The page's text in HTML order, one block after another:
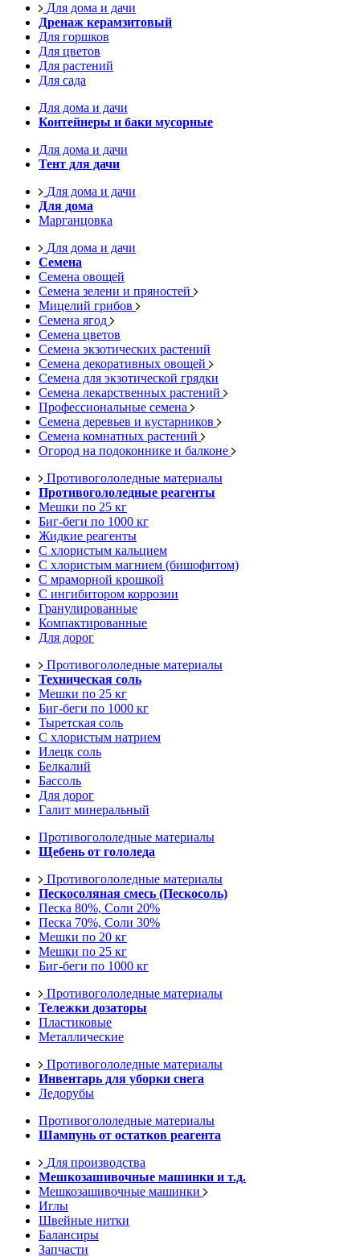
Для дома и дачи
Дренаж керамзитовый
Для горшков
Для цветов
Для растений
Для сада
Для дома и дачи
Контейнеры и баки мусорные
Для дома и дачи
Тент для дачи
Для дома и дачи
Для дома
Марганцовка
Для дома и дачи
Семена
Семена овощей
Семена зелени и пряностей
Мицелий грибов
Семена ягод
Семена цветов
Семена экзотических растений
Семена декоративных овощей
Семена для экзотической грядки
Семена лекарственных растений
Профессиональные семена
Семена деревьев и кустарников
Семена комнатных растений
Огород на подоконнике и балконе
Противогололедные материалы
Противогололедные реагенты
Мешки по 25 кг
Биг-беги по 1000 кг
Жидкие реагенты
С хлористым кальцием
С хлористым магнием (бишофитом)
С мраморной крошкой
С ингибитором коррозии
Гранулированные
Компактированные
Для дорог
Противогололедные материалы
Техническая соль
Мешки по 25 кг
Биг-беги по 1000 кг
Тыретская соль
С хлористым натрием
Илецк соль
Белкалий
Бассоль
Для дорог
Галит минеральный
Противогололедные материалы
Щебень от гололеда
Противогололедные материалы
Пескосоляная смесь (Пескосоль)
Песка 80%, Соли 20%
Песка 70%, Соли 30%
Мешки по 20 кг
Мешки по 25 кг
Биг-беги по 1000 кг
Противогололедные материалы
Тележки дозаторы
Пластиковые
Металлические
Противогололедные материалы
Инвентарь для уборки снега
Ледорубы
Противогололедные материалы
Шампунь от остатков реагента
Для производства
Мешкозашивочные машинки и т.д.
Мешкозашивочные машинки
Иглы
Швейные нитки
Балансиры
Запчасти